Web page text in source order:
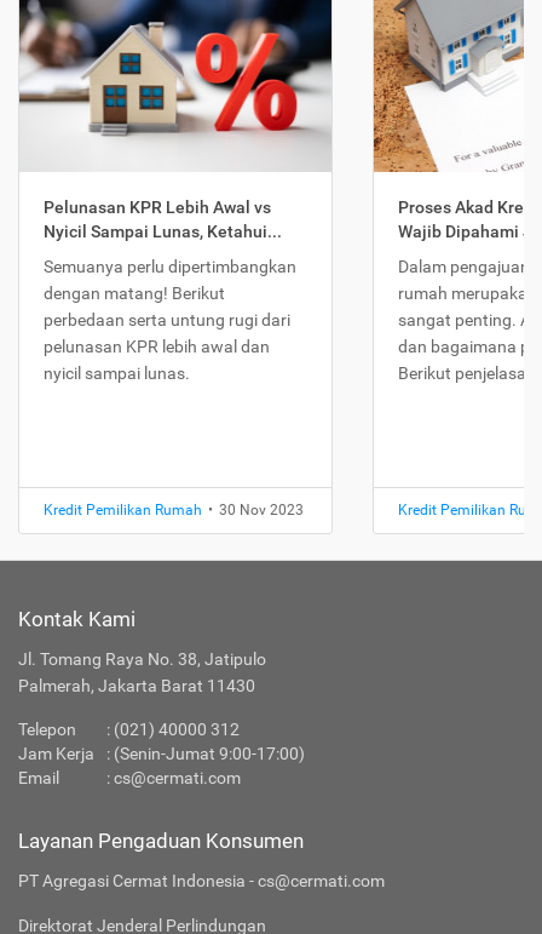
Pelunasan KPR Lebih Awal vs
Nyicil Sampai Lunas, Ketahui...
Semuanya perlu dipertimbangkan
dengan matang! Berikut
perbedaan serta untung rugi dari
pelunasan KPR lebih awal dan
nyicil sampai lunas.
Kredit Pemilikan Rumah • 30 Nov 2023
Proses Akad
Wajib Dipahami
Dalam pengajuan
rumah
sangat penting.
dan bagaimana
Berikut
Kredit Pemilikan
Kontak Kami
Jl. Tomang Raya No. 38, Jatipulo
Palmerah, Jakarta Barat 11430
Telepon : (021) 40000 312
Jam Kerja
: (Senin-Jumat 9:00-17:00)
Email
:cs@cermati.com
Layanan Pengaduan Konsumen
PT Agregasi Cermat Indonesia - cs@cermati.com
Direktorat Jenderal Perlindungan